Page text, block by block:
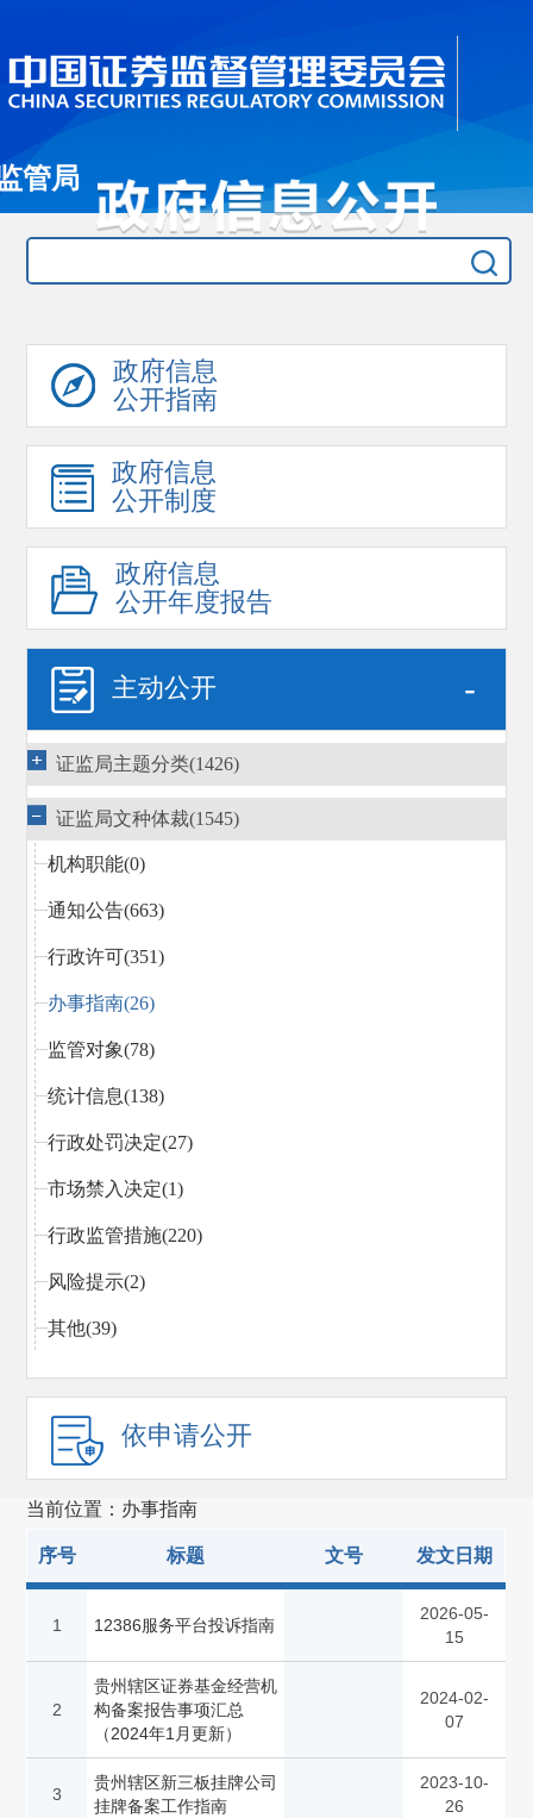
管局
政府信息
公开指南
政府信息
公开制度
政府信息
公开年度报告
主动公开 -
证监局主题分类(1426)
证监局文种体裁(1545)
机构职能(0)
通知公告(663)
行政许可(351)
办事指南(26)
监管对象(78)
统计信息(138)
行政处罚决定(27)
市场禁入决定(1)
行政监管措施(220)
风险提示(2)
其他(39)
依申请公开
当前位置：办事指南
序号 标题 文号 发文日期
1 12386服务平台投诉指南
2026-05-
15
2
贵州辖区证券基金经营机
构备案报告事项汇总
（2024年1月更新）
2024-02-
07
3
贵州辖区新三板挂牌公司
挂牌备案工作指南
2023-10-
26